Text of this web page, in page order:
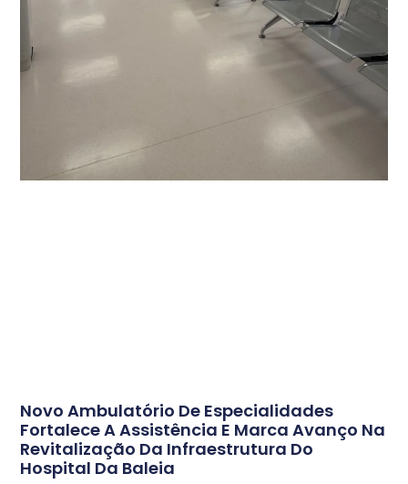
Novo Ambulatório De Especialidades
Fortalece A Assistência E Marca Avanço Na
Revitalização Da Infraestrutura Do
Hospital Da Baleia